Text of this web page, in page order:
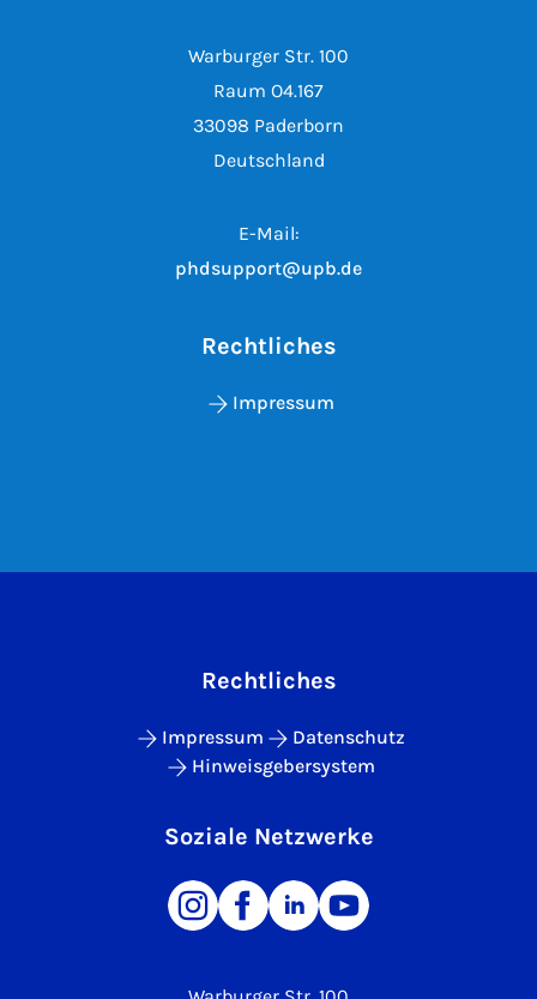
Warburger Str. 100
Raum O4.167
33098 Paderborn
Deutschland
E-Mail:
phdsupport@upb.de
Rechtliches
Impressum
Rechtliches
Impressum
Datenschutz
Hinweisgebersystem
Soziale Netzwerke